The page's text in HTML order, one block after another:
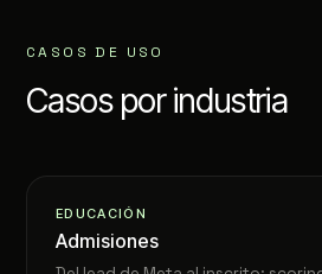
CASOS DE USO
Casos por industria
EDUCACIÓN
Admisiones